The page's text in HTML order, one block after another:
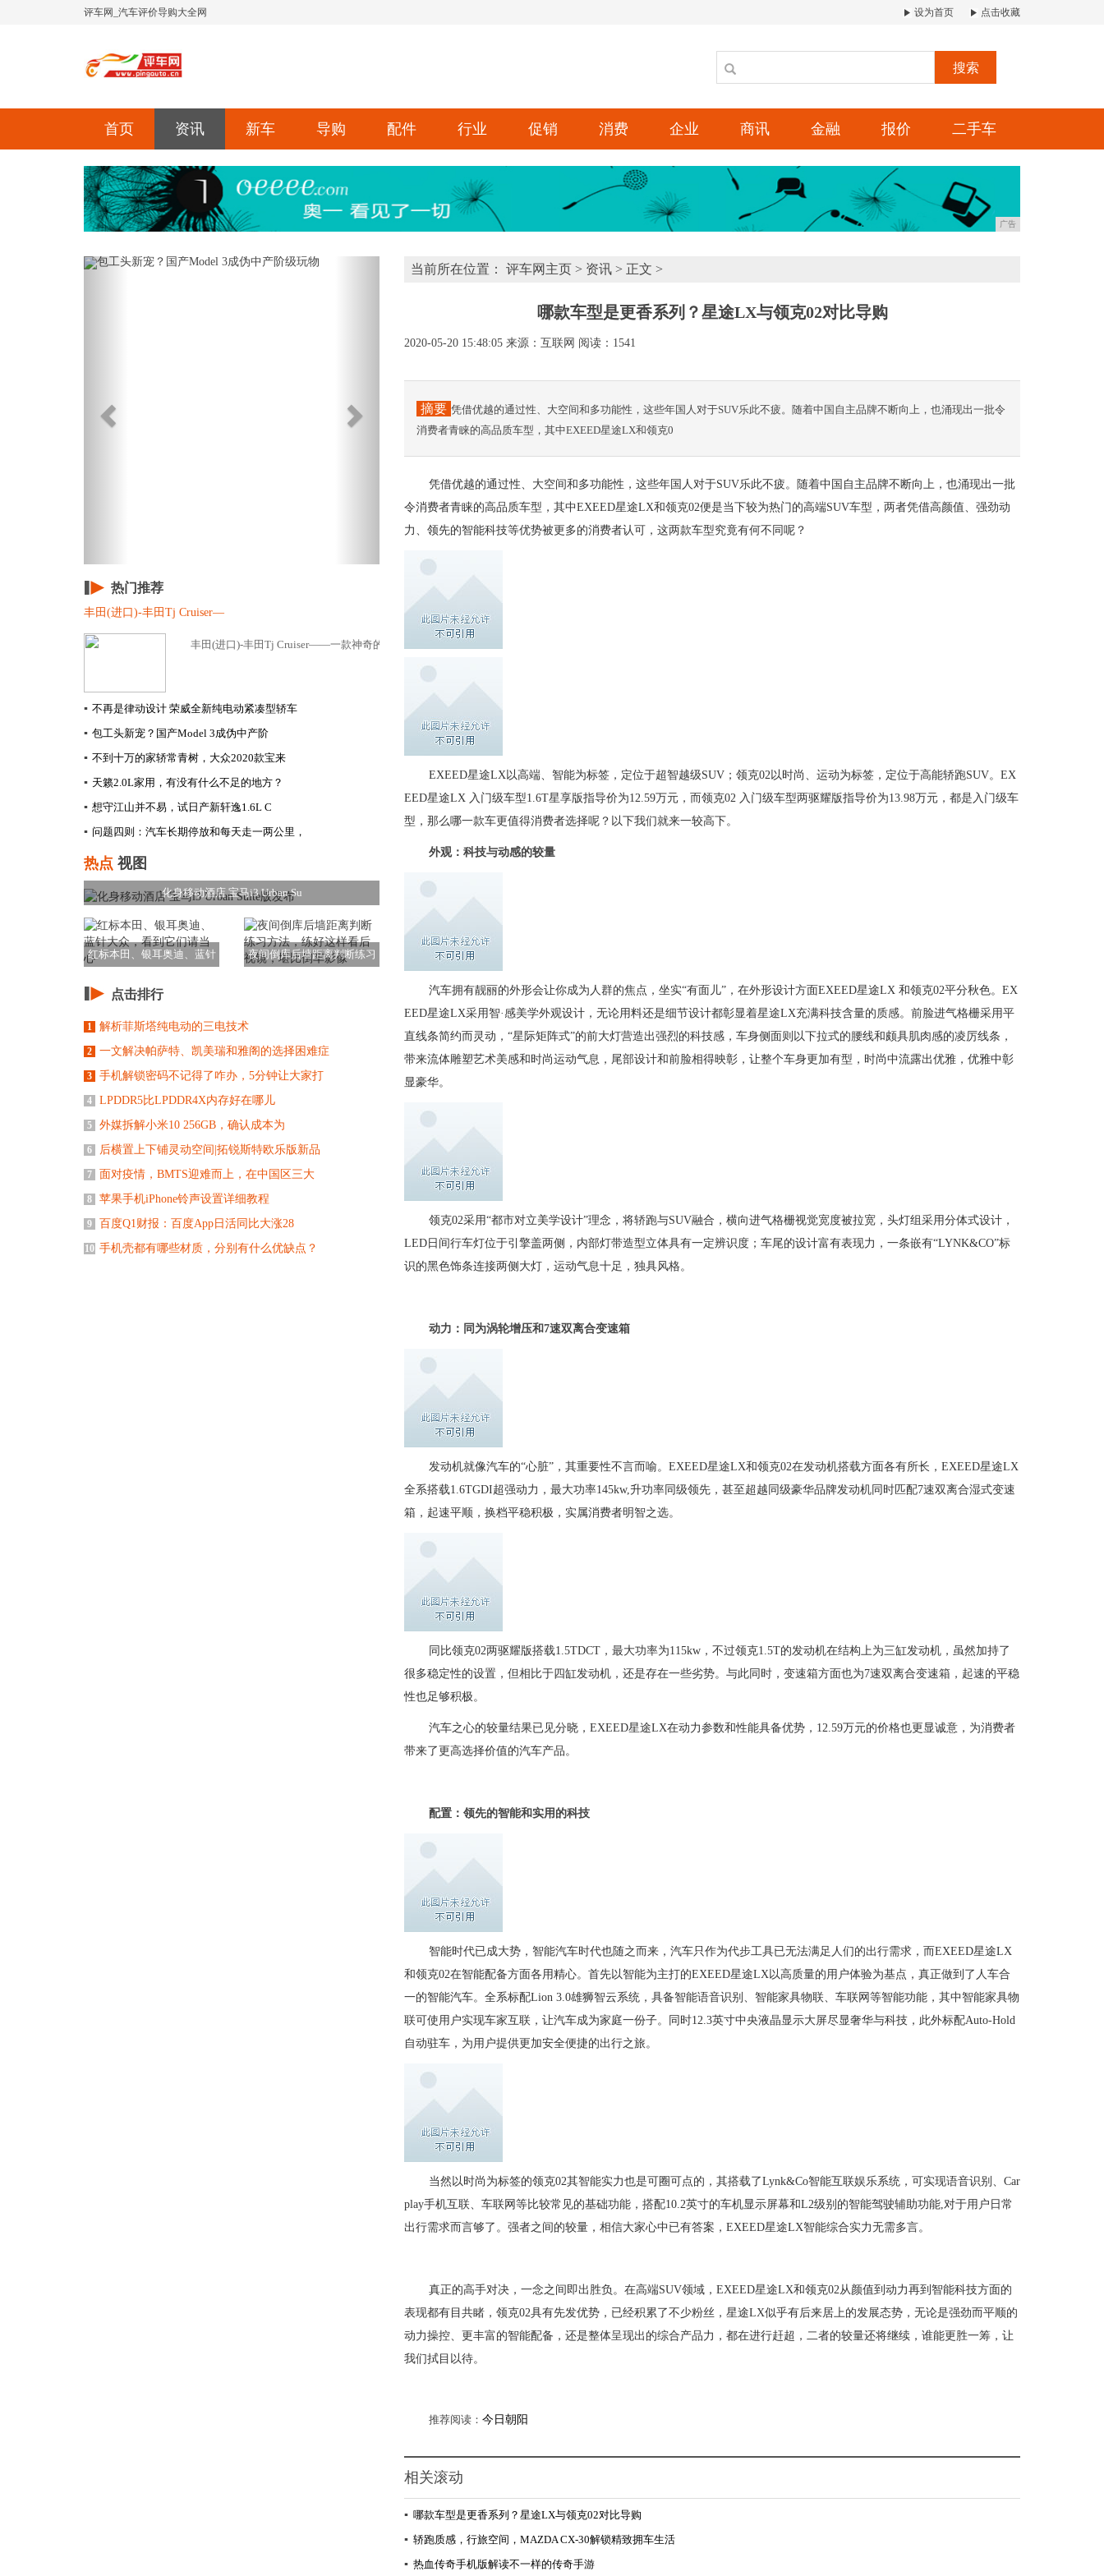
评车网_汽车评价导购大全网 设为首页 点击收藏
搜索
首页 资讯 新车 导购 配件 行业 促销 消费 企业 商讯 金融 报价 二手车
广告
Previous
热门推荐
丰田(进口)-丰田Tj Cruiser—
丰田(进口)-丰田Tj Cruiser——一款神奇的车“全能王”！“全能王”...
▪ 不再是律动设计 荣威全新纯电动紧凑型轿车
▪ 包工头新宠？国产Model 3成伪中产阶
▪ 不到十万的家轿常青树，大众2020款宝来
▪ 天籁2.0L家用，有没有什么不足的地方？
▪ 想守江山并不易，试日产新轩逸1.6L C
▪ 问题四则：汽车长期停放和每天走一两公里，
热点 视图
化身移动酒店 宝马i3 Urban Su
红标本田、银耳奥迪、蓝针
夜间倒库后墙距离判断练习
点击排行
1 解析菲斯塔纯电动的三电技术
2 一文解决帕萨特、凯美瑞和雅阁的选择困难症
3 手机解锁密码不记得了咋办，5分钟让大家打
4 LPDDR5比LPDDR4X内存好在哪儿
5 外媒拆解小米10 256GB，确认成本为
6 后横置上下铺灵动空间|拓锐斯特欧乐版新品
7 面对疫情，BMTS迎难而上，在中国区三大
8 苹果手机iPhone铃声设置详细教程
9 百度Q1财报：百度App日活同比大涨28
10 手机壳都有哪些材质，分别有什么优缺点？
当前所在位置： 评车网主页 > 资讯 > 正文 >
哪款车型是更香系列？星途LX与领克02对比导购
2020-05-20 15:48:05 来源：互联网 阅读：1541
摘要 凭借优越的通过性、大空间和多功能性，这些年国人对于SUV乐此不疲。随着中国自主品牌不断向上，也涌现出一批令
消费者青睐的高品质车型，其中EXEED星途LX和领克0
凭借优越的通过性、大空间和多功能性，这些年国人对于SUV乐此不疲。随着中国自主品牌不断向上，也涌现出一批
令消费者青睐的高品质车型，其中EXEED星途LX和领克02便是当下较为热门的高端SUV车型，两者凭借高颜值、强劲动
力、领先的智能科技等优势被更多的消费者认可，这两款车型究竟有何不同呢？
EXEED星途LX以高端、智能为标签，定位于超智越级SUV；领克02以时尚、运动为标签，定位于高能轿跑SUV。EX
EED星途LX 入门级车型1.6T星享版指导价为12.59万元，而领克02 入门级车型两驱耀版指导价为13.98万元，都是入门级车
型，那么哪一款车更值得消费者选择呢？以下我们就来一较高下。
外观：科技与动感的较量
汽车拥有靓丽的外形会让你成为人群的焦点，坐实“有面儿”，在外形设计方面EXEED星途LX 和领克02平分秋色。EX
EED星途LX采用智·感美学外观设计，无论用料还是细节设计都彰显着星途LX充满科技含量的质感。前脸进气格栅采用平
直线条简约而灵动，“星际矩阵式”的前大灯营造出强烈的科技感，车身侧面则以下拉式的腰线和颇具肌肉感的凌厉线条，
带来流体雕塑艺术美感和时尚运动气息，尾部设计和前脸相得映彰，让整个车身更加有型，时尚中流露出优雅，优雅中彰
显豪华。
领克02采用“都市对立美学设计”理念，将轿跑与SUV融合，横向进气格栅视觉宽度被拉宽，头灯组采用分体式设计，
LED日间行车灯位于引擎盖两侧，内部灯带造型立体具有一定辨识度；车尾的设计富有表现力，一条嵌有“LYNK&CO”标
识的黑色饰条连接两侧大灯，运动气息十足，独具风格。
动力：同为涡轮增压和7速双离合变速箱
发动机就像汽车的“心脏”，其重要性不言而喻。EXEED星途LX和领克02在发动机搭载方面各有所长，EXEED星途LX
全系搭载1.6TGDI超强动力，最大功率145kw,升功率同级领先，甚至超越同级豪华品牌发动机同时匹配7速双离合湿式变速
箱，起速平顺，换档平稳积极，实属消费者明智之选。
同比领克02两驱耀版搭载1.5TDCT，最大功率为115kw，不过领克1.5T的发动机在结构上为三缸发动机，虽然加持了
很多稳定性的设置，但相比于四缸发动机，还是存在一些劣势。与此同时，变速箱方面也为7速双离合变速箱，起速的平稳
性也足够积极。
汽车之心的较量结果已见分晓，EXEED星途LX在动力参数和性能具备优势，12.59万元的价格也更显诚意，为消费者
带来了更高选择价值的汽车产品。
配置：领先的智能和实用的科技
智能时代已成大势，智能汽车时代也随之而来，汽车只作为代步工具已无法满足人们的出行需求，而EXEED星途LX
和领克02在智能配备方面各用精心。首先以智能为主打的EXEED星途LX以高质量的用户体验为基点，真正做到了人车合
一的智能汽车。全系标配Lion 3.0雄狮智云系统，具备智能语音识别、智能家具物联、车联网等智能功能，其中智能家具物
联可使用户实现车家互联，让汽车成为家庭一份子。同时12.3英寸中央液晶显示大屏尽显奢华与科技，此外标配Auto-Hold
自动驻车，为用户提供更加安全便捷的出行之旅。
当然以时尚为标签的领克02其智能实力也是可圈可点的，其搭载了Lynk&Co智能互联娱乐系统，可实现语音识别、Car
play手机互联、车联网等比较常见的基础功能，搭配10.2英寸的车机显示屏幕和L2级别的智能驾驶辅助功能,对于用户日常
出行需求而言够了。强者之间的较量，相信大家心中已有答案，EXEED星途LX智能综合实力无需多言。
真正的高手对决，一念之间即出胜负。在高端SUV领域，EXEED星途LX和领克02从颜值到动力再到智能科技方面的
表现都有目共睹，领克02具有先发优势，已经积累了不少粉丝，星途LX似乎有后来居上的发展态势，无论是强劲而平顺的
动力操控、更丰富的智能配备，还是整体呈现出的综合产品力，都在进行赶超，二者的较量还将继续，谁能更胜一筹，让
我们拭目以待。
推荐阅读： 今日朝阳
相关滚动
▪ 哪款车型是更香系列？星途LX与领克02对比导购
▪ 轿跑质感，行旅空间，MAZDA CX-30解锁精致拥车生活
▪ 热血传奇手机版解读不一样的传奇手游